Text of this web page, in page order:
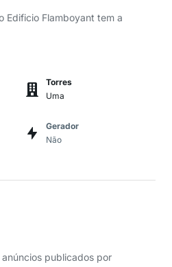
Edificio Flamboyant tem a
Torres
Uma
Gerador
Não
publicados por